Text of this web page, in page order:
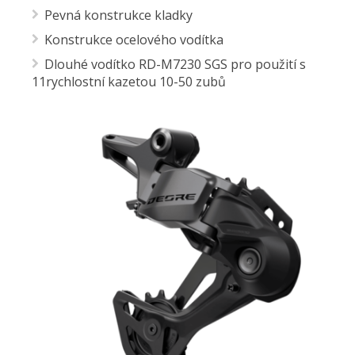
Pevná konstrukce kladky
Konstrukce ocelového vodítka
Dlouhé vodítko RD-M7230 SGS pro použití s ​​
11rychlostní kazetou 10-50 zubů